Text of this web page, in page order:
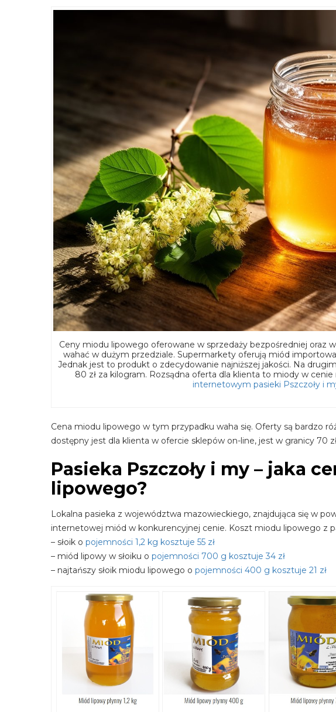
Ceny miodu lipowego oferowane w sprzedaży bezpośredniej oraz
wahać w dużym przedziale. Supermarkety oferują miód
Jednak jest to produkt o zdecydowanie najniższej jakości. Na
80 zł za kilogram. Rozsądna oferta dla klienta to miody w cenie
internetowym pasieki Pszczoły i
Cena miodu lipowego w tym przypadku waha się. Oferty są bardzo
dostępny jest dla klienta w ofercie sklepów on-line, jest w granicy 70
Pasieka Pszczoły i my – jaka
lipowego?
Lokalna pasieka z województwa mazowieckiego, znajdująca się w
internetowej miód w konkurencyjnej cenie. Koszt miodu lipowego z
– słoik o pojemności 1,2 kg kosztuje 55 zł
– miód lipowy w słoiku o pojemności 700 g kosztuje 34 zł
– najtańszy słoik miodu lipowego o pojemności 400 g kosztuje 21 zł